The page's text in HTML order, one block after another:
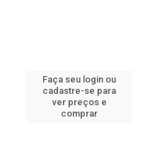
Faça seu login ou
cadastre-se para
ver preços e
comprar